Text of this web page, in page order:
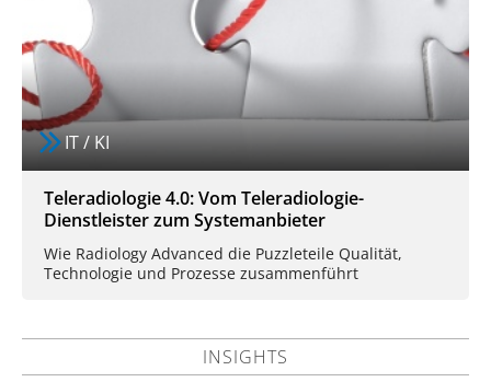
IT / KI
Teleradiologie 4.0: Vom Teleradiologie-
Dienstleister zum Systemanbieter
Wie Radiology Advanced die Puzzleteile Qualität,
Technologie und Prozesse zusammenführt
INSIGHTS